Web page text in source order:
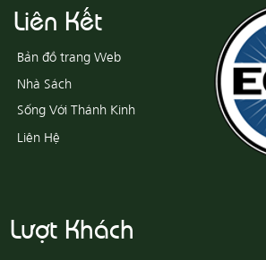
Liên Kết
Bản đồ trang Web
Nhà Sách
Sống Với Thánh Kinh
Liên Hệ
Lượt Khách